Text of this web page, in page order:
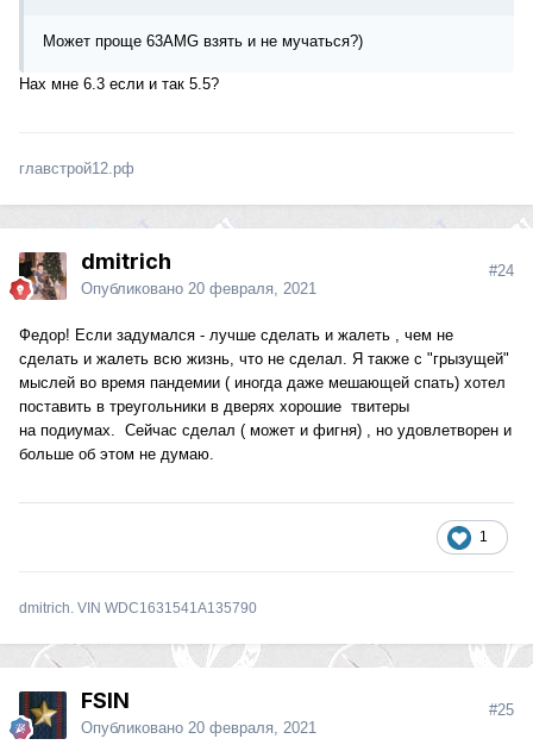
Может проще 63AMG взять и не мучаться?)
Нах мне 6.3 если и так 5.5?
главстрой12.рф
dmitrich
Опубликовано 20 февраля, 2021
#24
Федор! Если задумался - лучше сделать и жалеть , чем не
сделать и жалеть всю жизнь, что не сделал. Я также с "грызущей"
мыслей во время пандемии ( иногда даже мешающей спать) хотел
поставить в треугольники в дверях хорошие твитеры
на подиумах. Сейчас сделал ( может и фигня) , но удовлетворен и
больше об этом не думаю.
1
dmitrich. VIN WDC1631541A135790
FSIN
Опубликовано 20 февраля, 2021
#25